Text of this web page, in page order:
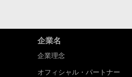
企業名
企業理念
オフィシャル・パートナー